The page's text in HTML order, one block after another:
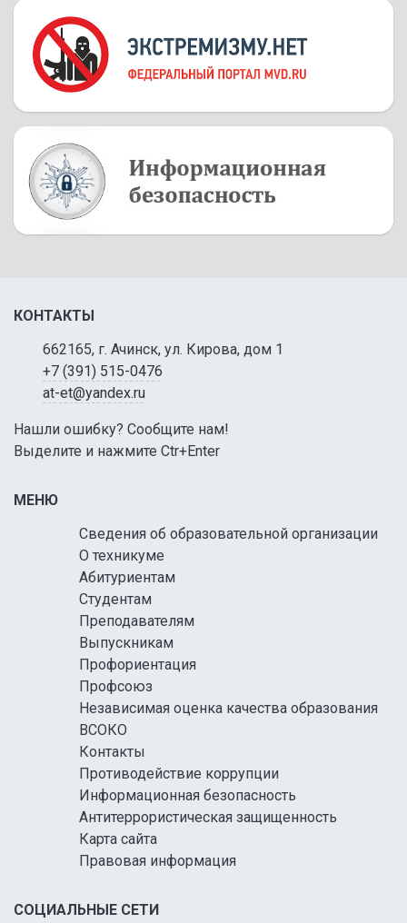
КОНТАКТЫ
662165, г. Ачинск, ул. Кирова, дом 1
+7 (391) 515-0476
at-et@yandex.ru
Нашли ошибку? Сообщите нам!
Выделите и нажмите Ctr+Enter
МЕНЮ
Сведения об образовательной организации
О техникуме
Абитуриентам
Студентам
Преподавателям
Выпускникам
Профориентация
Профсоюз
Независимая оценка качества образования
ВСОКО
Контакты
Противодействие коррупции
Информационная безопасность
Антитеррористическая защищенность
Карта сайта
Правовая информация
СОЦИАЛЬНЫЕ СЕТИ